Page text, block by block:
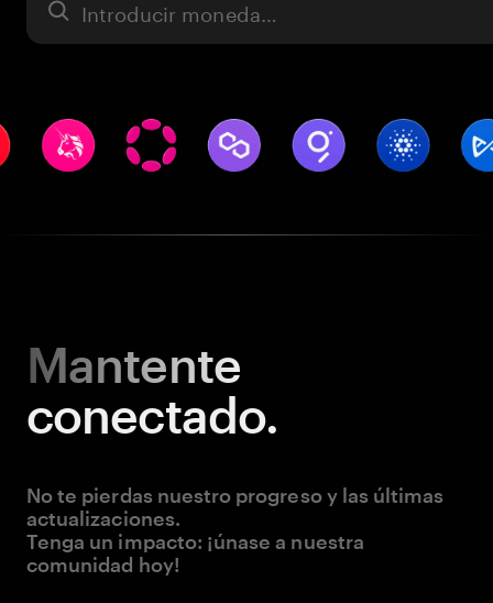
Activo
Mantente
conectado.
No te pierdas nuestro progreso y las últimas
actualizaciones.
Tenga un impacto: ¡únase a nuestra
comunidad hoy!